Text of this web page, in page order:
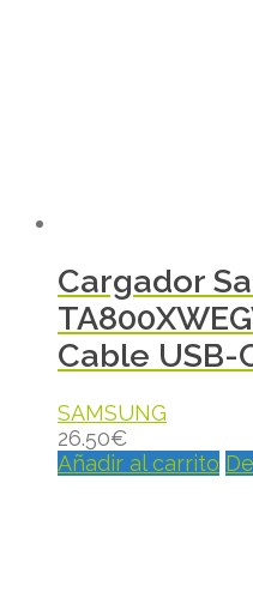
Cargador
Cable USB-
SAMSUNG
26.50€
Añadir al carrito